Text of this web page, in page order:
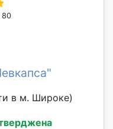
80
в м. Широке)